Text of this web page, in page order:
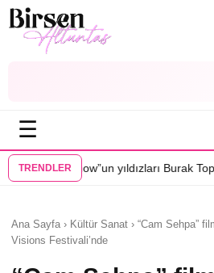
☰
TRENDLERBurak Topaloğlu ile Berkay
Ana Sayfa › Kültür Sanat › “Cam Sehpa”
Visions Festivali’nde